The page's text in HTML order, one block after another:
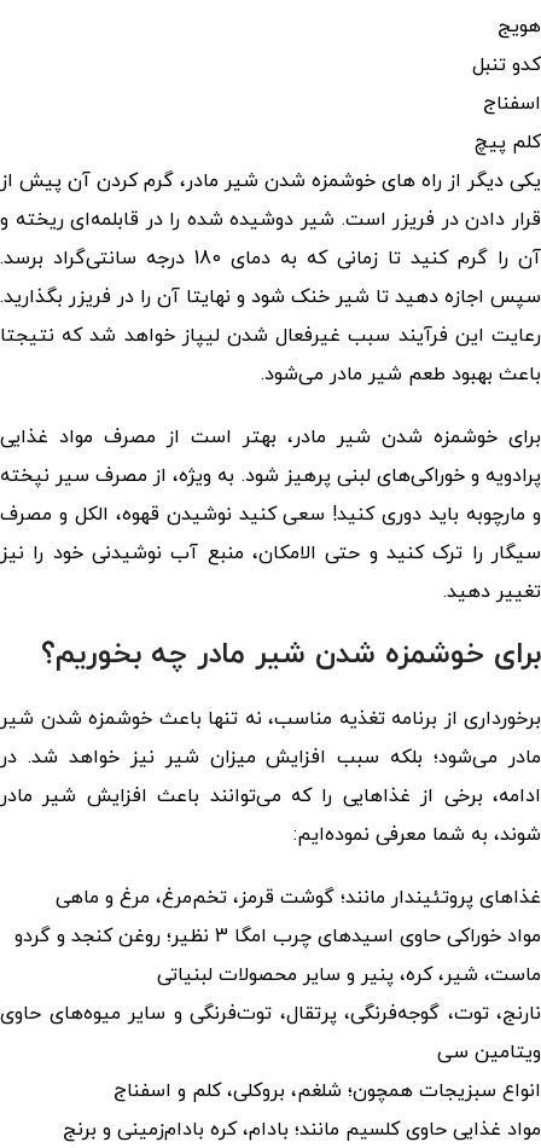
هویج
کدو تنبل
اسفناج
کلم پیچ
یکی دیگر از راه های خوشمزه شدن شیر مادر، گرم کردن آن پیش از
قرار دادن در فریزر است. شیر دوشیده شده را در قابلمه‌ای ریخته و
آن را گرم کنید تا زمانی که به دمای 180 درجه سانتی‌گراد برسد.
سپس اجازه دهید تا شیر خنک شود و نهایتا آن را در فریزر بگذارید.
رعایت این فرآیند سبب غیرفعال شدن لیپاز خواهد شد که نتیجتا
باعث بهبود طعم شیر مادر می‌شود.
برای خوشمزه شدن شیر مادر، بهتر است از مصرف مواد غذایی
پرادویه و خوراکی‌های لبنی پرهیز شود. به ویژه، از مصرف سیر نپخته
و مارچوبه باید دوری کنید! سعی کنید نوشیدن قهوه، الکل و مصرف
سیگار را ترک کنید و حتی الامکان، منبع آب نوشیدنی خود را نیز
تغییر دهید.
برای خوشمزه شدن شیر مادر چه بخوریم؟
برخورداری از برنامه تغذیه مناسب، نه تنها باعث خوشمزه شدن شیر
مادر می‌شود؛ بلکه سبب افزایش میزان شیر نیز خواهد شد. در
ادامه، برخی از غذاهایی را که می‌توانند باعث افزایش شیر مادر
شوند، به شما معرفی نموده‌ایم:
غذاهای پروتئین‎دار مانند؛ گوشت قرمز، تخم‌مرغ، مرغ و ماهی
مواد خوراکی حاوی اسیدهای چرب امگا 3 نظیر؛ روغن کنجد و گردو
ماست، شیر، کره، پنیر و سایر محصولات لبنیاتی
نارنج، توت، گوجه‌فرنگی، پرتقال، توت‌فرنگی و سایر میوه‌های حاوی
ویتامین سی
انواع سبزیجات همچون؛ شلغم، بروکلی، کلم و اسفناج
مواد غذایی حاوی کلسیم مانند؛ بادام، کره بادام‌زمینی و برنج